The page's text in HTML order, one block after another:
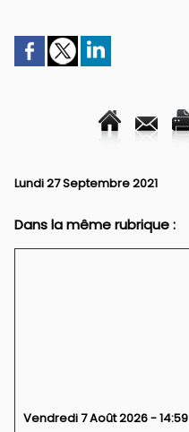
Lundi 27 Septembre 2021
Dans la même rubrique :
Vendredi 7 Août 2026 - 14:59